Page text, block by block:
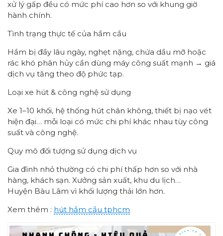
xử lý gấp đều có mức phí cao hơn so với khung giờ
hành chính.
Tình trạng thực tế của hầm cầu
Hầm bị đầy lâu ngày, nghẹt nặng, chứa dầu mỡ hoặc
rác khó phân hủy cần dùng máy công suất mạnh → giá
dịch vụ tăng theo độ phức tạp.
Loại xe hút & công nghệ sử dụng
Xe 1–10 khối, hệ thống hút chân không, thiết bị nạo vét
hiện đại… mỗi loại có mức chi phí khác nhau tùy công
suất và công nghệ.
Quy mô đối tượng sử dụng dịch vụ
Gia đình nhỏ thường có chi phí thấp hơn so với nhà
hàng, khách sạn. Xưởng sản xuất, khu du lịch…
Huyện Bàu Lâm vì khối lượng thải lớn hơn.
Xem thêm : hút hầm cầu tphcm